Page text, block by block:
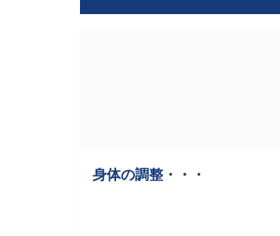
身体の調整・・・